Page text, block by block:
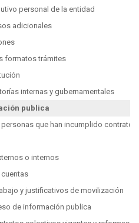
personal de la entidad
adicionales
formatos trámites
internas y gubernamentales
publica
que han incumplido contratos
o internos
y justificativos de movilización
de información publica